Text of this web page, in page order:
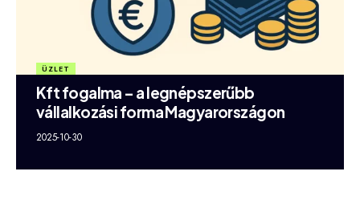
ÜZLET
Kft fogalma – a legnépszerűbb
vállalkozási forma Magyarországon
2025-10-30